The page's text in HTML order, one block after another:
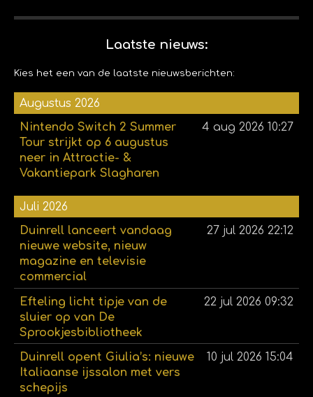
Laatste nieuws:
Kies het een van de laatste nieuwsberichten:
Augustus 2026
Nintendo Switch 2 Summer
Tour strijkt op 6 augustus
neer in Attractie- &
Vakantiepark Slagharen
4 aug 2026 10:27
Juli 2026
Duinrell lanceert vandaag
nieuwe website, nieuw
magazine en televisie
commercial
27 jul 2026 22:12
Efteling licht tipje van de
sluier op van De
Sprookjesbibliotheek
22 jul 2026 09:32
Duinrell opent Giulia’s: nieuwe
Italiaanse ijssalon met vers
schepijs
10 jul 2026 15:04